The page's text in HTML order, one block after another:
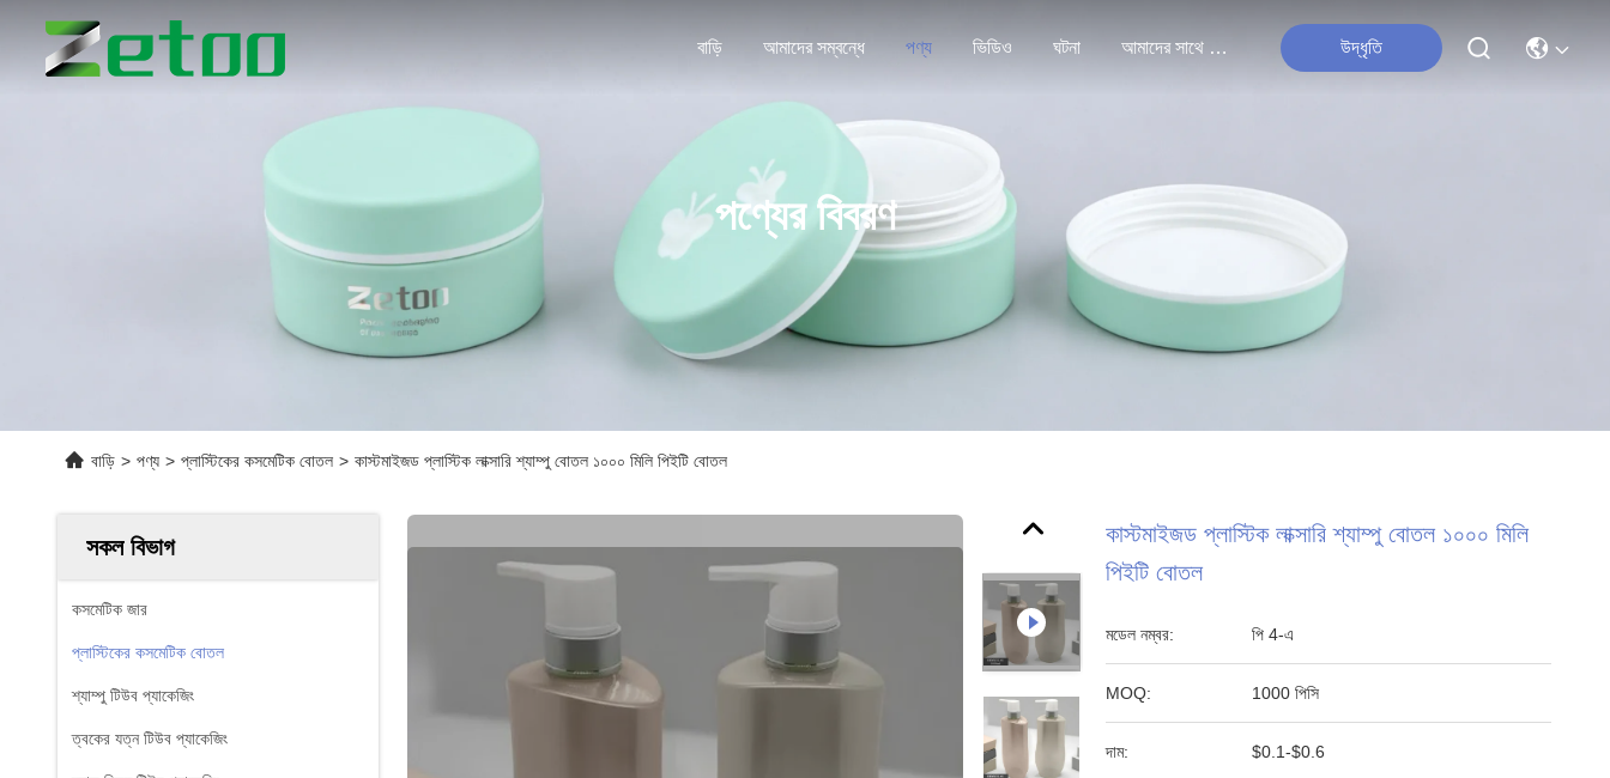
বাড়ি আমাদের সম্বন্ধে পণ্য ভিডিও ঘটনা আমাদের সাথে যোগাযোগ উদ্ধৃতি
পণ্যের বিবরণ
বাড়ি > পণ্য > প্লাস্টিকের কসমেটিক বোতল > কাস্টমাইজড প্লাস্টিক লাক্সারি শ্যাম্পু বোতল ১০০০ মিলি পিইটি বোতল
সকল বিভাগ
কসমেটিক জার
প্লাস্টিকের কসমেটিক বোতল
শ্যাম্পু টিউব প্যাকেজিং
ত্বকের যত্ন টিউব প্যাকেজিং
কাস্টমাইজড প্লাস্টিক লাক্সারি শ্যাম্পু বোতল ১০০০ মিলি
পিইটি বোতল
মডেল নম্বর: পি 4-এ
MOQ: 1000 পিসি
দাম: $0.1-$0.6